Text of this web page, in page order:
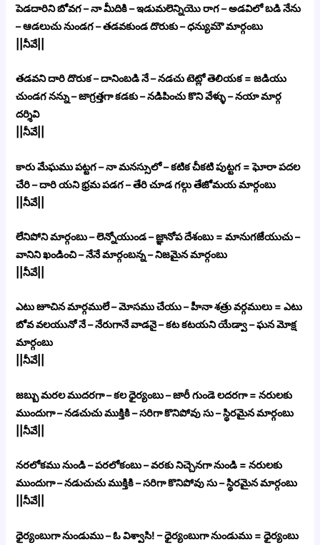
పెడదారిని బోవగ – నా మీదికి – ఇడుమలెన్నియొ రాగ – అడవిలో బడి నేను
– ఆడలుచు నుండగ – తడవకుండ దొరుకు – ధన్యుమౌ మార్గంబు
||నీవే||
తడవని దారి దొరుక – దానింబడి నే – నడచు టెట్లో తెలియక = జడియు
చుండగ నన్ను – జాగ్రత్తగా కడకు – నడిపించు కొని వేళ్ళు – నయా మార్గ
దర్శివి
||నీవే||
కారు మేఘము పట్టగ – నా మనస్సులో – కటిక చీకటి పుట్టగ = ఘోరా పదల
చేరి – దారి యని భ్రమ పడగ – తేరి చూడ గల్గు తేజోమయ మార్గంబు
||నీవే||
లేనిపోని మార్గంబు – లెన్నోయుండ – జ్ఞానోప దేశంబు = మానుగజేయుచు –
వానిని ఖండించి – నేనే మార్గంబన్న – నిజమైన మార్గంబు
||నీవే||
ఎటు జూచిన మార్గములే – మోసము చేయు – హీనా శత్రు వర్గములు = ఎటు
బోవ వలయునో నే – నేరుగానే వాడనై – కట కటయని యేడ్వా – ఘన మోక్ష
మార్గంబు
||నీవే||
జబ్బు మరల ముదరగా – కల ధైర్యంబు – జారీ గుండె లదరగా = నరులకు
ముందుగా – నడచుచు ముక్తికి – సరిగా కొనిపోవు సు – స్థిరమైన మార్గంబు
||నీవే||
నరలోకము నుండి – పరలోకంబు – వరకు నిచ్చెనగా నుండి = నరులకు
ముందుగా – నడుచుచు ముక్తికి – సరిగా కొనిపోవు సు – స్థిరమైన మార్గంబు
||నీవే||
ధైర్యంబుగా నుండుము – ఓ విశ్వాసి! – ధైర్యంబుగా నుండుము = ధైర్యంబు